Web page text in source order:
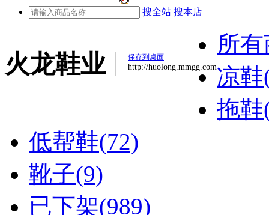
搜全站 搜本店
火龙鞋业 保存到桌面
http://huolong.mmgg.com
所
凉鞋
拖鞋
低帮鞋(72)
靴子(9)
已下架(989)